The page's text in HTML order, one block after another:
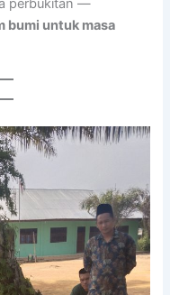
perbukitan —
bumi untuk masa